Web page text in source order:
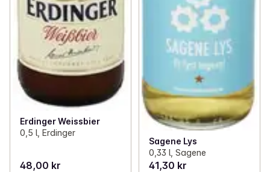
Erdinger Weissbier
0,5 l, Erdinger
48,00 kr
Sagene Lys
0,33 l, Sagene
41,30 kr